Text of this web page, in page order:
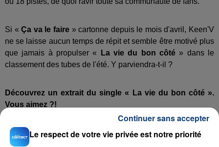
Si «Ça va le faire» cartonne depuis le mois d'avril, Keen'V
ne se laisse aucun temps de répit et semble être motivé plus
que jamais à propulser «
La vie du bon côté » dans le
classement des tubes de l'été. Y parviendra-t-il ?
Découvrez un extrait du single « La vie du bon côté ».
Vous aimez ?!
Le respect de votre vie privée est notre priorité
Continuer sans accepter